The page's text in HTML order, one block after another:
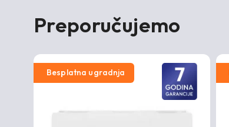
Preporučujemo
Besplatna ugradnja